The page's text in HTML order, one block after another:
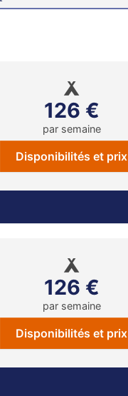
126 €
par semaine
Disponibilités et prix
126 €
par semaine
Disponibilités et prix